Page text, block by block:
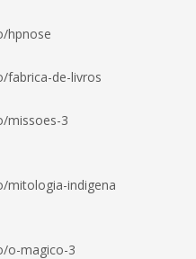
hpnose
fabrica-de-livros
missoes-3
mitologia-indigena
o-magico-3